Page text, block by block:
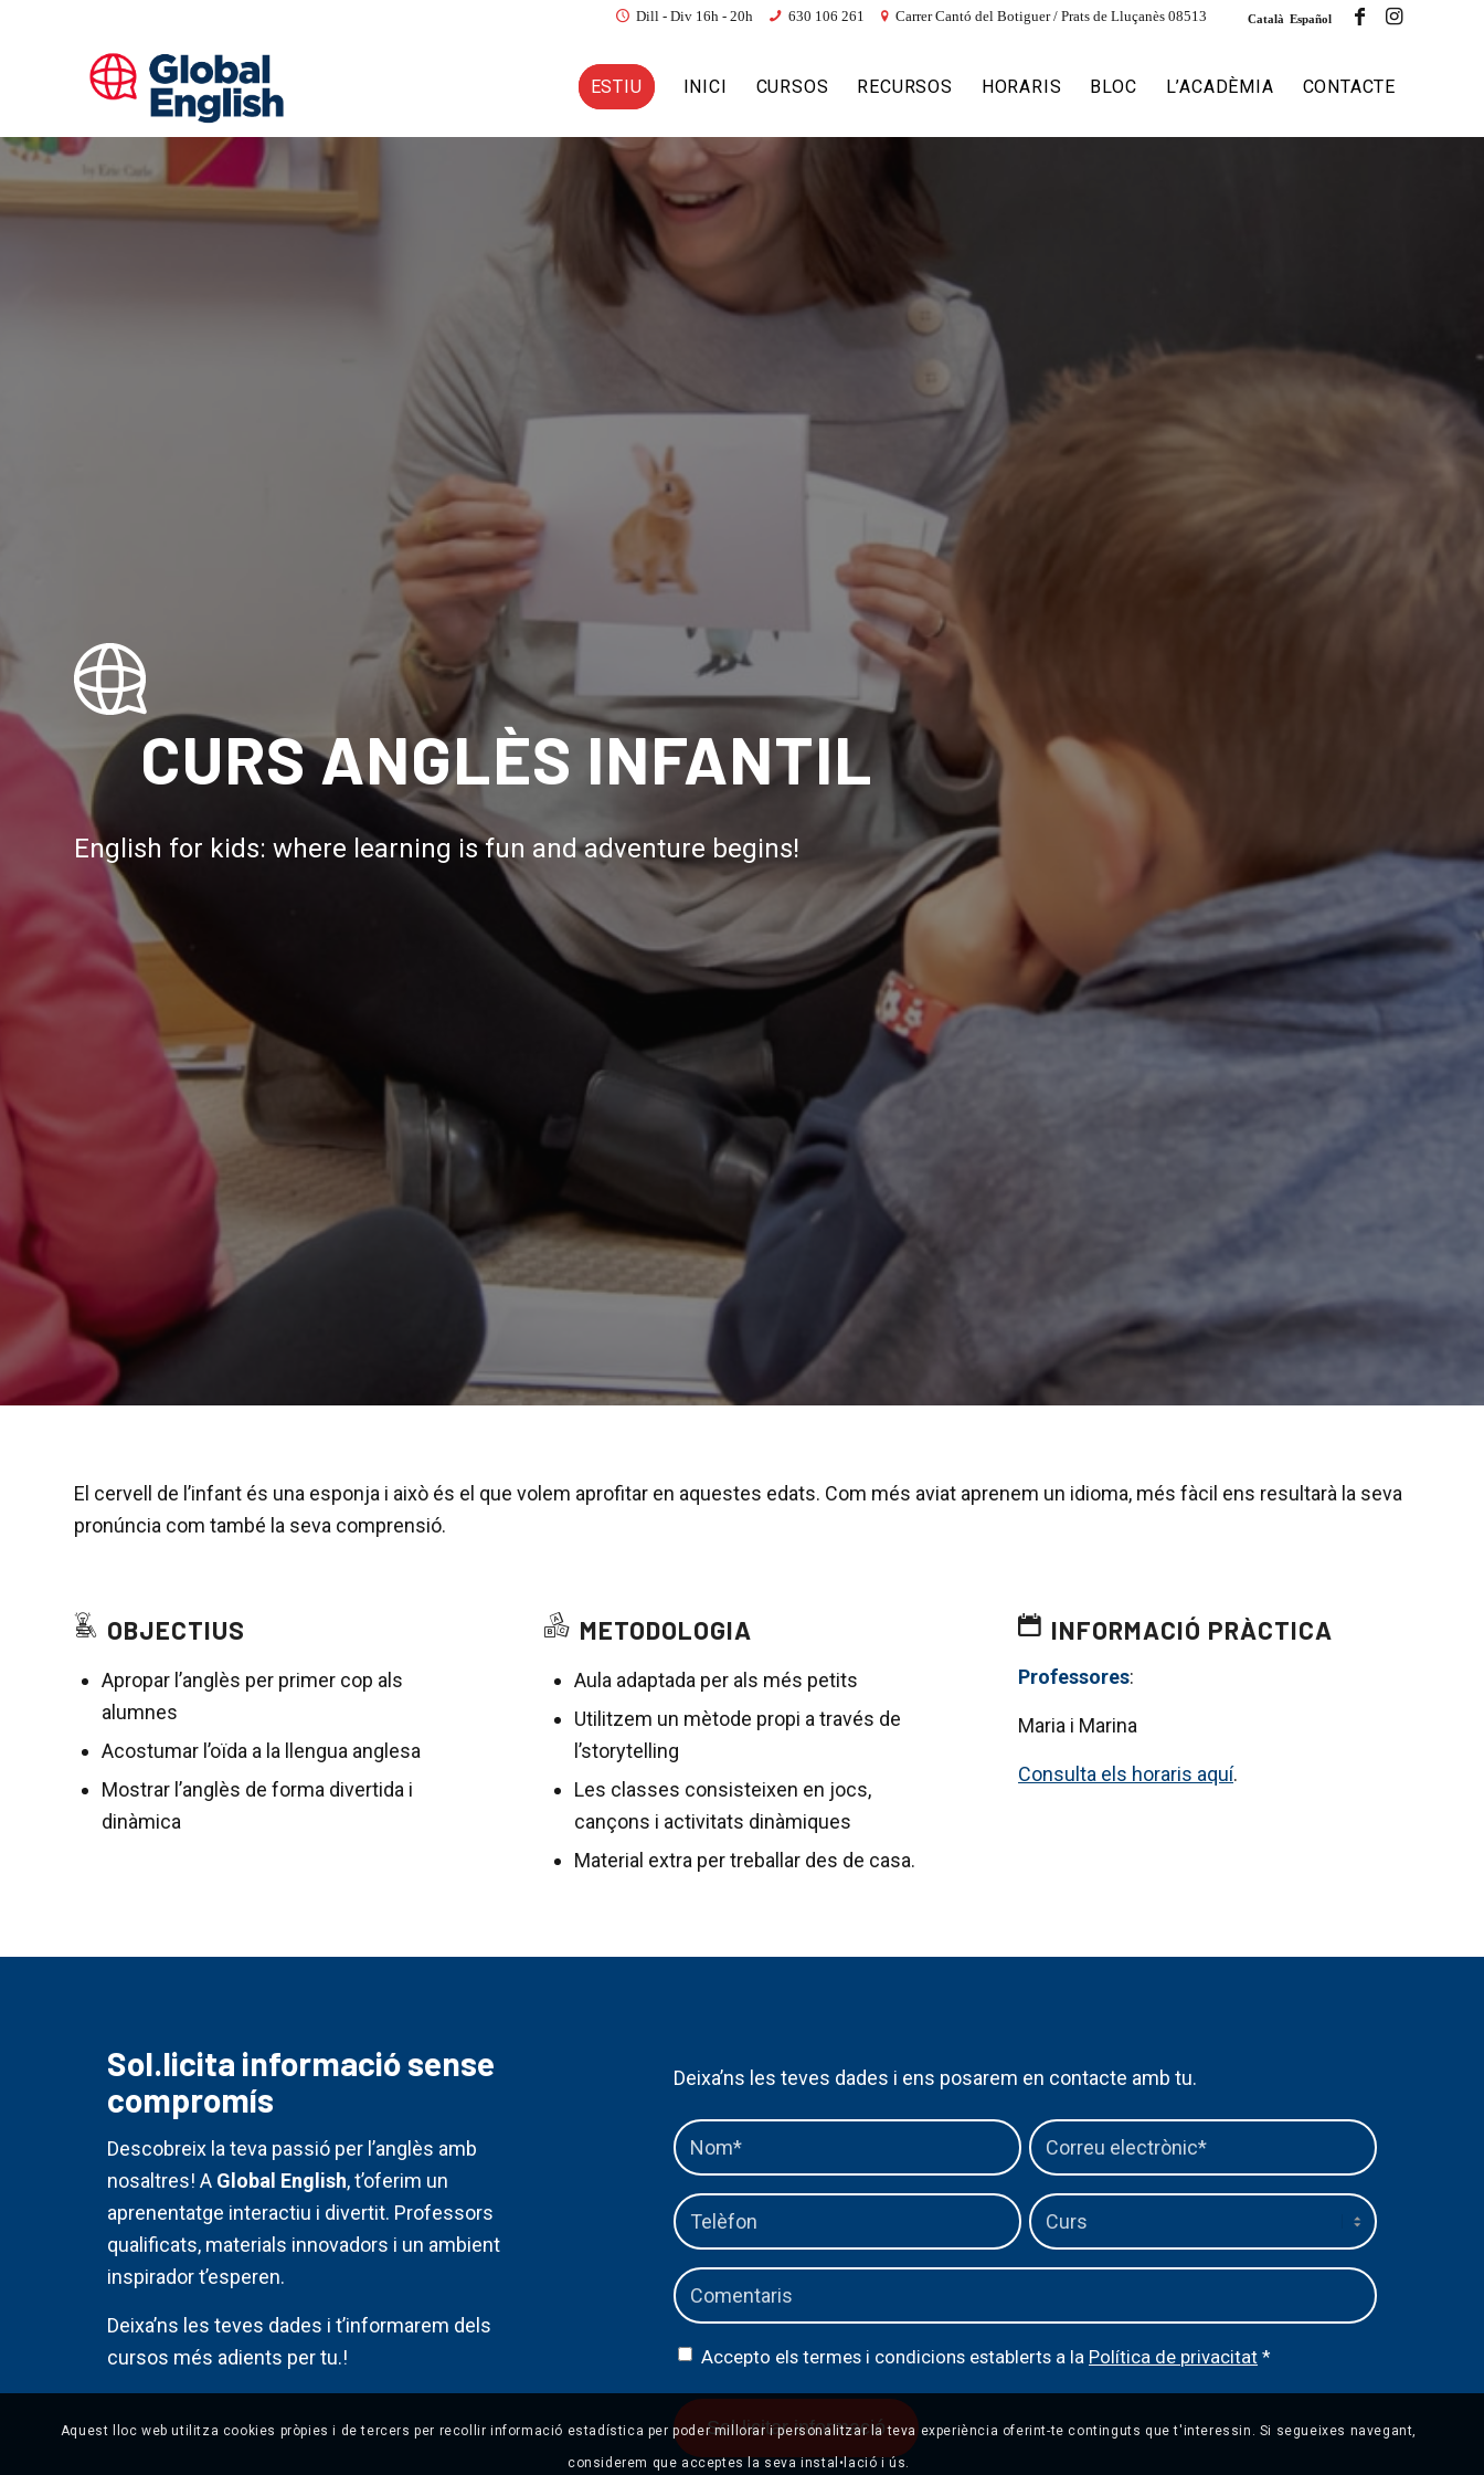
Català Español
Dill - Div 16h - 20h 630 106 261 Carrer Cantó del Botiguer / Prats de Lluçanès 08513
ESTIU INICI CURSOS RECURSOS HORARIS BLOC L’ACADÈMIA CONTACTE
CURS ANGLÈS INFANTIL
English for kids: where learning is fun and adventure begins!
El cervell de l’infant és una esponja i això és el que volem aprofitar en aquestes edats. Com més aviat aprenem un idioma, més fàcil ens resultarà la seva
pronúncia com també la seva comprensió.
OBJECTIUS
Apropar l’anglès per primer cop als
alumnes
Acostumar l’oïda a la llengua anglesa
Mostrar l’anglès de forma divertida i
dinàmica
METODOLOGIA
Aula adaptada per als més petits
Utilitzem un mètode propi a través de
l’storytelling
Les classes consisteixen en jocs,
cançons i activitats dinàmiques
Material extra per treballar des de casa.
INFORMACIÓ PRÀCTICA
Professores:
Maria i Marina
Consulta els horaris aquí.
Sol.licita informació sense
compromís
Descobreix la teva passió per l’anglès amb
nosaltres! A Global English, t’oferim un
aprenentatge interactiu i divertit. Professors
qualificats, materials innovadors i un ambient
inspirador t’esperen.
Deixa’ns les teves dades i t’informarem dels
cursos més adients per tu.!
Deixa’ns les teves dades i ens posarem en contacte amb tu.
Accepto els termes i condicions establerts a la Política de privacitat *
Aquest lloc web utilitza cookies pròpies i de tercers per recollir informació estadística per poder millorar i personalitzar la teva experiència oferint-te continguts que t'interessin. Si segueixes navegant,
considerem que acceptes la seva instal•lació i ús.